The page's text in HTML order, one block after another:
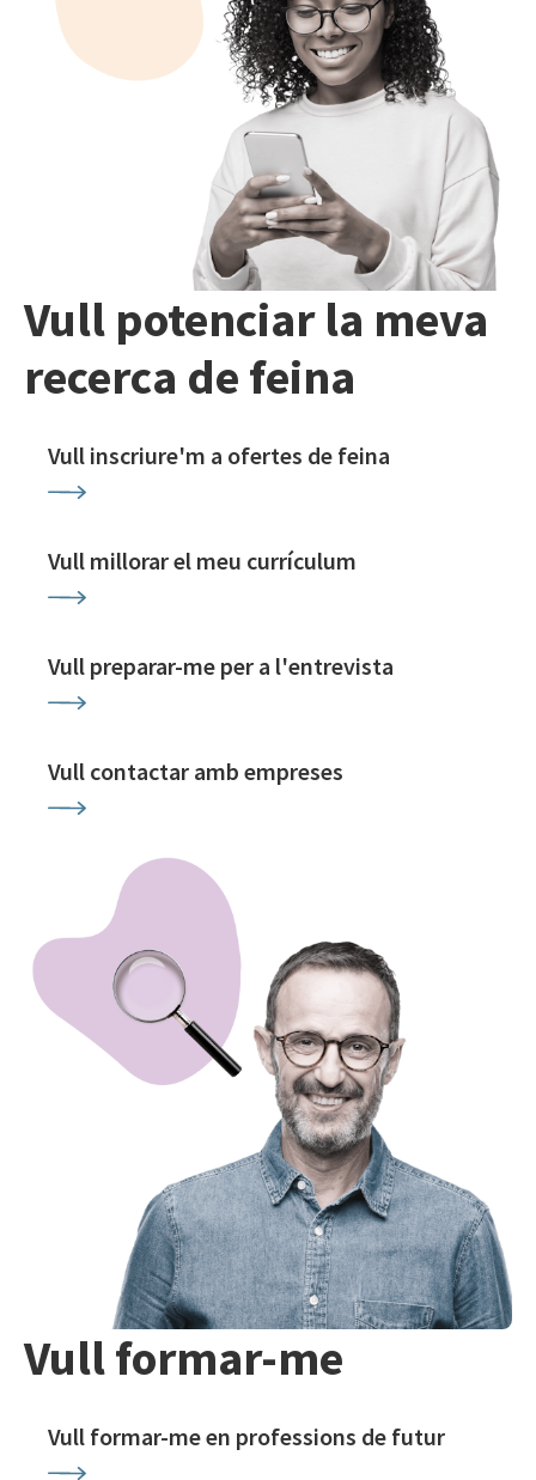
Vull potenciar la meva
recerca de feina
Vull inscriure'm a ofertes de feina
Vull millorar el meu currículum
Vull preparar-me per a l'entrevista
Vull contactar amb empreses
Vull formar-me
Vull formar-me en professions de futur